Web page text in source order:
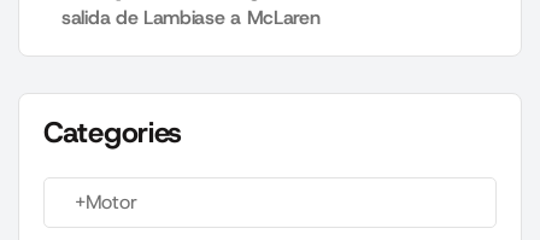
salida de Lambiase a McLaren
Categories
+Motor